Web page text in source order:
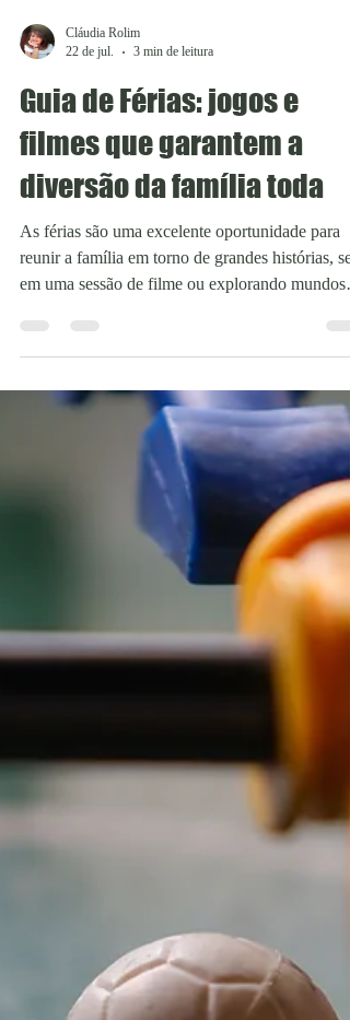
22 de jul.
3 min de leitura
Guia de Férias: jogos e
filmes que garantem a
diversão da família toda
As férias são uma excelente oportunidade para
em uma sessão de filme ou explorando mundos
inesquecíveis nos videogames. Durante o
ofertas em Xbox, PlayStation, Nintendo Switch e
Steam, reunindo franquias consagradas com
descontos que tornam esse momento ainda mais
acessível. Entre 16 e 29 de julho, jogadores de
Xbox encontram descontos de até 85% em
Hogwarts Legacy e Harry